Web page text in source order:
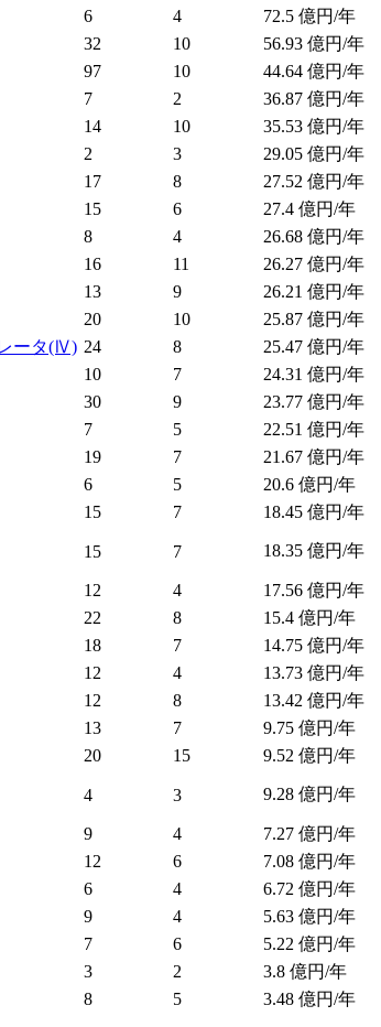
6 4 72.5 億円/年
32 10 56.93 億円/年
97 10 44.64 億円/年
7 2 36.87 億円/年
14 10 35.53 億円/年
2 3 29.05 億円/年
17 8 27.52 億円/年
15 6 27.4 億円/年
8 4 26.68 億円/年
16 11 26.27 億円/年
13 9 26.21 億円/年
20 10 25.87 億円/年
ータ(Ⅳ) 24 8 25.47 億円/年
10 7 24.31 億円/年
30 9 23.77 億円/年
7 5 22.51 億円/年
19 7 21.67 億円/年
6 5 20.6 億円/年
15 7 18.45 億円/年
15 7 18.35 億円/年
12 4 17.56 億円/年
22 8 15.4 億円/年
18 7 14.75 億円/年
12 4 13.73 億円/年
12 8 13.42 億円/年
13 7 9.75 億円/年
20 15 9.52 億円/年
4 3 9.28 億円/年
9 4 7.27 億円/年
12 6 7.08 億円/年
6 4 6.72 億円/年
9 4 5.63 億円/年
7 6 5.22 億円/年
3 2 3.8 億円/年
8 5 3.48 億円/年